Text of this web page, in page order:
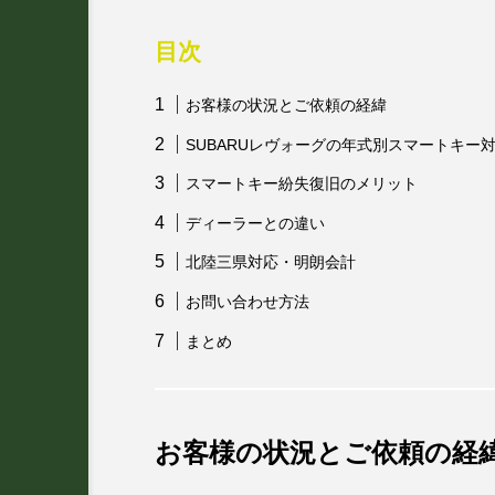
目次
お客様の状況とご依頼の経緯
SUBARUレヴォーグの年式別スマートキー
スマートキー紛失復旧のメリット
ディーラーとの違い
北陸三県対応・明朗会計
お問い合わせ方法
まとめ
お客様の状況とご依頼の経